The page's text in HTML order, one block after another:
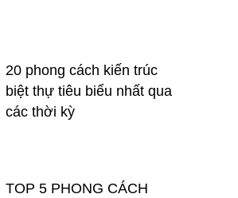
20 phong cách kiến trúc
biệt thự tiêu biểu nhất qua
các thời kỳ
TOP 5 PHONG CÁCH